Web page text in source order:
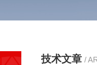
技术文章 /